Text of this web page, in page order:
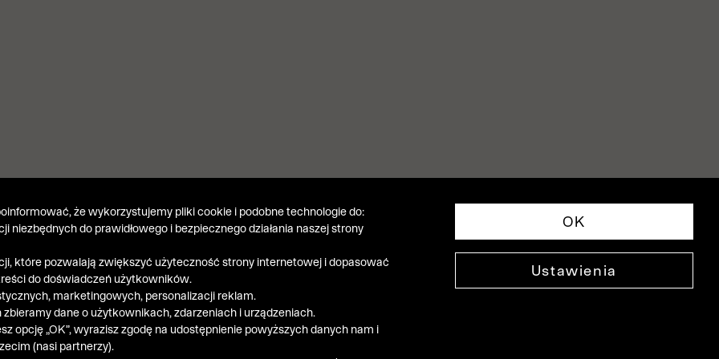
że wykorzystujemy pliki cookie i podobne technologie do:
niezbędnych do prawidłowego i bezpiecznego działania naszej strony
które pozwalają zwiększyć użyteczność strony internetowej i dopasować
do doświadczeń użytkowników.
marketingowych, personalizacji reklam.
zbieramy dane o użytkownikach, zdarzeniach i urządzeniach.
opcję „OK”, wyrazisz zgodę na udostępnienie powyższych danych nam i
(nasi partnerzy).
OK
Ustawienia